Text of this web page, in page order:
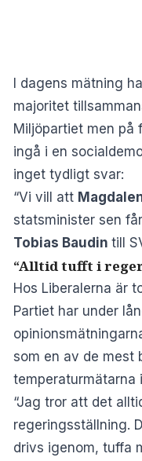
I dagens mätning
majoritet
Miljöpartiet men på
ingå i en
inget tydligt svar:
“Vi vill att
statsminister sen
Tobias Baudin till
“Alltid tufft i
Hos Liberalerna är
Partiet har under
som en av de mest
temperaturmätarna
“Jag tror att det
regeringsställning.
drivs igenom, tuffa